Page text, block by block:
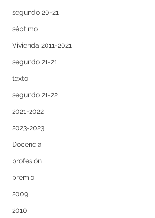
segundo 20-21
séptimo
Vivienda 2011-2021
segundo 21-21
texto
segundo 21-22
2021-2022
2023-2023
Docencia
profesión
premio
2009
2010